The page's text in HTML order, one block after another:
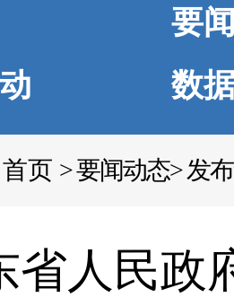
要
数
首页 >要闻动态>发
省人民政